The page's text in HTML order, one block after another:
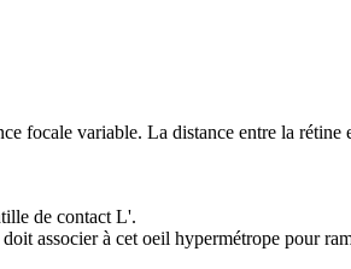
focale variable. La distance entre la
de contact L'.
associer à cet oeil hypermétrope pour